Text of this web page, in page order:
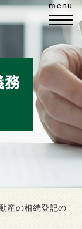
務
産の相続登記の